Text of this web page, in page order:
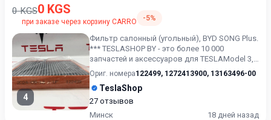
0 KGS0 KGS
при заказе через корзину CARRO -5%
4
Фильтр салонный (угольный), BYD SONG Plus.
*** TESLASHOP BY - это более 10 000
запчастей и аксессуаров для TESLAModel 3,
Model X, Model S, M...
Ориг. номера122499, 1272413900, 13163496-00
TeslaShop
27 отзывов
Минск
18 дней назад